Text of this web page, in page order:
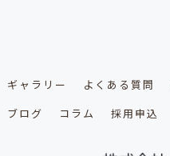
ギャラリー よくある質問
ブログ コラム 採用申込